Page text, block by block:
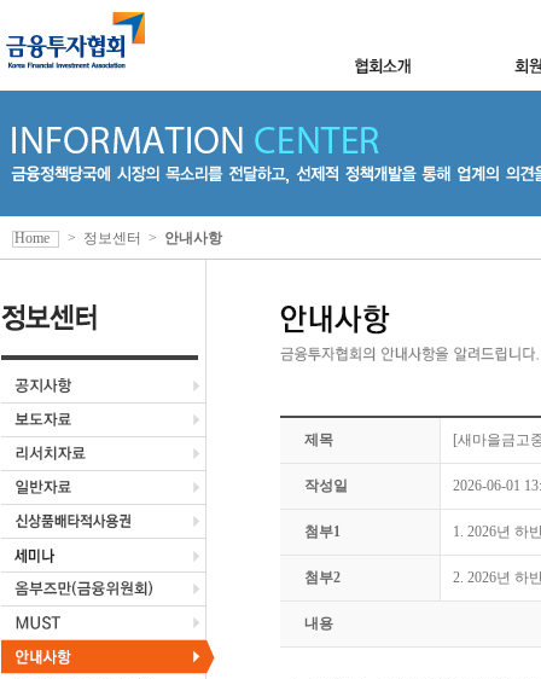
Home > 정보센터 > 안내사항
제목 [새마을금고
작성일 2026-06-01
첨부1 1. 2026년 하
첨부2 2. 2026년 하
내용